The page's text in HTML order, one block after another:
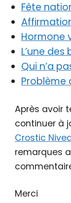
Fête
Hormone
L’une
Qui n’a
Problème
Après avoir
continuer à
Crostic
remarques
Merci